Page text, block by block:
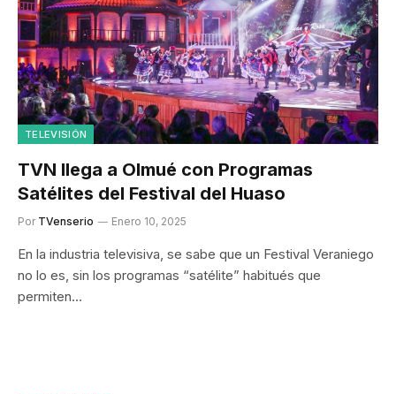
TELEVISIÓN
TVN llega a Olmué con Programas
Satélites del Festival del Huaso
Por TVenserio Enero 10, 2025
En la industria televisiva, se sabe que un Festival Veraniego
no lo es, sin los programas “satélite” habitués que
permiten…